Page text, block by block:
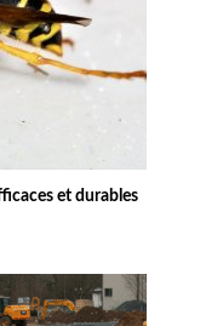
et durables